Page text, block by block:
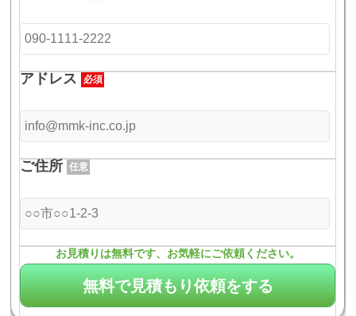
アドレス 必須
ご住所 任意
お見積りは無料です、お気軽にご依頼ください。